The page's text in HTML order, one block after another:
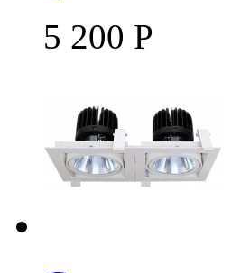
5 200 Р